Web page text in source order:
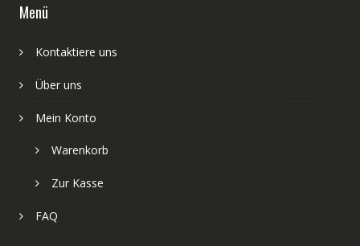
Menü
Kontaktiere uns
Über uns
Mein Konto
Warenkorb
Zur Kasse
FAQ